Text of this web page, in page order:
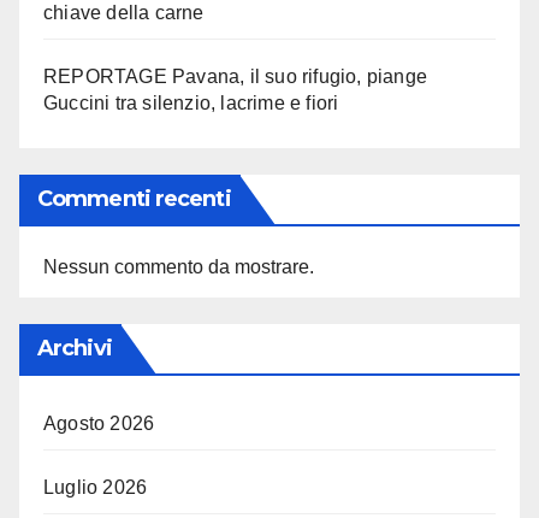
chiave della carne
REPORTAGE Pavana, il suo rifugio, piange
Guccini tra silenzio, lacrime e fiori
Commenti recenti
Nessun commento da mostrare.
Archivi
Agosto 2026
Luglio 2026